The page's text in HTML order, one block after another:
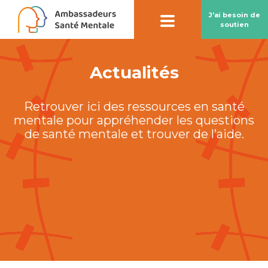
J'ai besoin de
soutien
Actualités
Retrouver ici des ressources en santé
mentale pour appréhender les questions
de santé mentale et trouver de l’aide.
Contact par
Notre chatbot peut vous aider à préserver
votre santé mentale
En savoir plus